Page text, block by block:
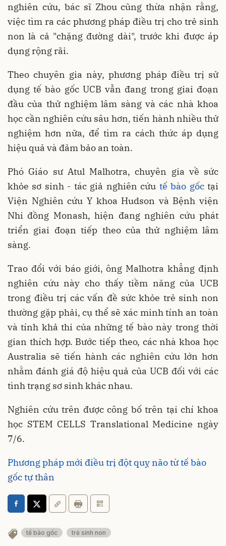
nghiên cứu, bác sĩ Zhou cũng thừa nhận rằng,
việc tìm ra các phương pháp điều trị cho trẻ sinh
non là cả "chặng đường dài", trước khi được áp
dụng rộng rãi.
Theo chuyên gia này, phương pháp điều trị sử
dụng tế bào gốc UCB vẫn đang trong giai đoạn
đầu của thử nghiệm lâm sàng và các nhà khoa
học cần nghiên cứu sâu hơn, tiến hành nhiều thử
nghiệm hơn nữa, để tìm ra cách thức áp dụng
hiệu quả và đảm bảo an toàn.
Phó Giáo sư Atul Malhotra, chuyên gia về sức
khỏe sơ sinh - tác giả nghiên cứu tế bào gốctại
Viện Nghiên cứu Y khoa Hudson và Bệnh viện
Nhi đồng Monash, hiện đang nghiên cứu phát
triển giai đoạn tiếp theo của thử nghiệm lâm
sàng.
Trao đổi với báo giới, ông Malhotra khẳng định
nghiên cứu này cho thấy tiềm năng của UCB
trong điều trị các vấn đề sức khỏe trẻ sinh non
thường gặp phải, cụ thể sẽ xác minh tính an toàn
và tính khả thi của những tế bào này trong thời
gian thích hợp. Bước tiếp theo, các nhà khoa học
Australia sẽ tiến hành các nghiên cứu lớn hơn
nhằm đánh giá độ hiệu quả của UCB đối với các
tình trạng sơ sinh khác nhau.
Nghiên cứu trên được công bố trên tại chí khoa
học STEM CELLS Translational Medicine ngày
7/6.
Phương pháp mới điều trị đột quỵ não từ tế bào
gốc tự thân
tế bào gốc trẻ sinh non